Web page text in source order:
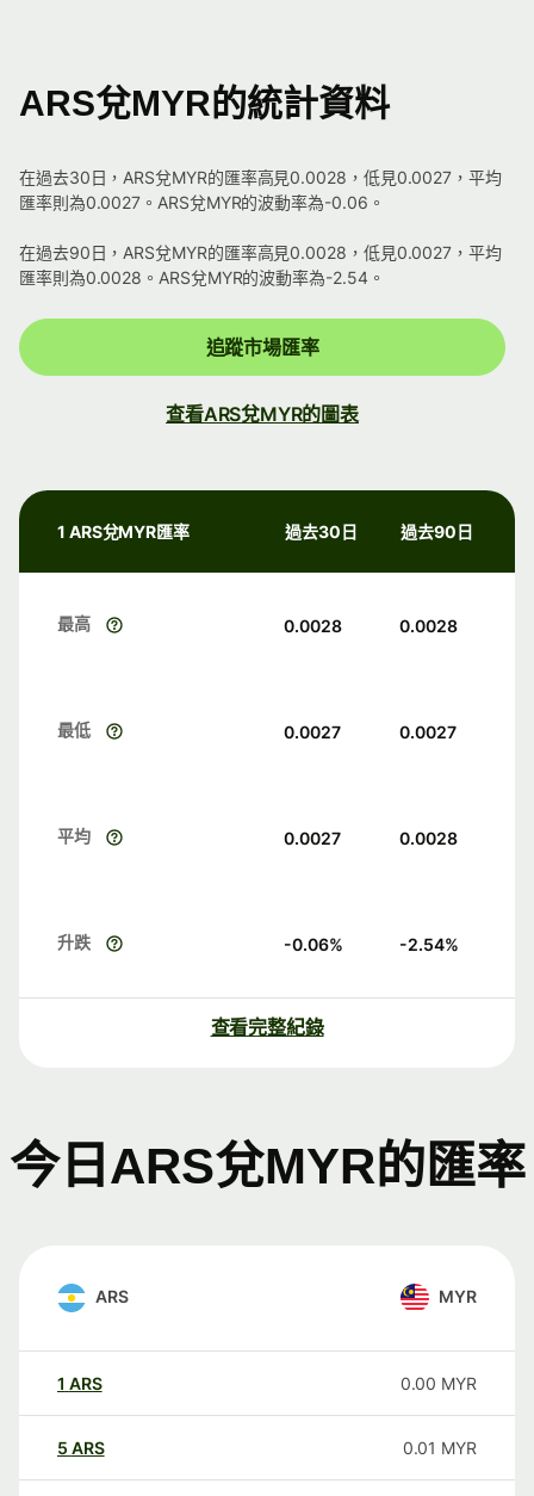
ARS兌MYR的統計資料
在過去30日，ARS兌MYR的匯率高見0.0028，低見0.0027，平均
匯率則為0.0027。ARS兌MYR的波動率為-0.06。
在過去90日，ARS兌MYR的匯率高見0.0028，低見0.0027，平均
匯率則為0.0028。ARS兌MYR的波動率為-2.54。
追蹤市場匯率
查看ARS兌MYR的圖表
1 ARS兌MYR匯率 過去30日 過去90日
最高 0.0028 0.0028
最低 0.0027 0.0027
平均 0.0027 0.0028
升跌 -0.06% -2.54%
查看完整紀錄
今日ARS兌MYR的匯率
ARS MYR
1 ARS 0.00 MYR
5 ARS 0.01 MYR